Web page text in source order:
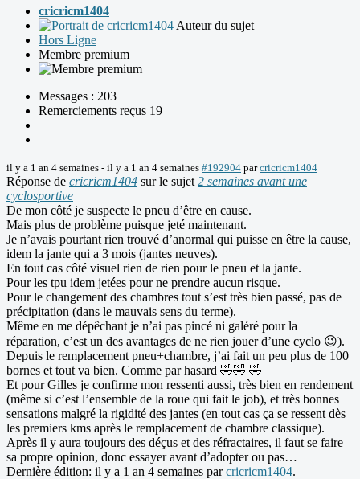
cricricm1404
Auteur du sujet
Hors Ligne
Membre premium
Messages : 203
Remerciements reçus 19
il y a 1 an 4 semaines - il y a 1 an 4 semaines #192904 parcricricm1404
Réponse de cricricm1404 sur le sujet 2 semaines avant une
cyclosportive
De mon côté je suspecte le pneu d’être en cause.
Mais plus de problème puisque jeté maintenant.
Je n’avais pourtant rien trouvé d’anormal qui puisse en être la cause,
idem la jante qui a 3 mois (jantes neuves).
En tout cas côté visuel rien de rien pour le pneu et la jante.
Pour les tpu idem jetées pour ne prendre aucun risque.
Pour le changement des chambres tout s’est très bien passé, pas de
précipitation (dans le mauvais sens du terme).
Même en me dépêchant je n’ai pas pincé ni galéré pour la
réparation, c’est un des avantages de ne rien jouer d’une cyclo 😉).
Depuis le remplacement pneu+chambre, j’ai fait un peu plus de 100
bornes et tout va bien. Comme par hasard 🤣🤣 🤣
Et pour Gilles je confirme mon ressenti aussi, très bien en rendement
(même si c’est l’ensemble de la roue qui fait le job), et très bonnes
sensations malgré la rigidité des jantes (en tout cas ça se ressent dès
les premiers kms après le remplacement de chambre classique).
Après il y aura toujours des déçus et des réfractaires, il faut se faire
sa propre opinion, donc essayer avant d’adopter ou pas…
Dernière édition: il y a 1 an 4 semaines parcricricm1404.